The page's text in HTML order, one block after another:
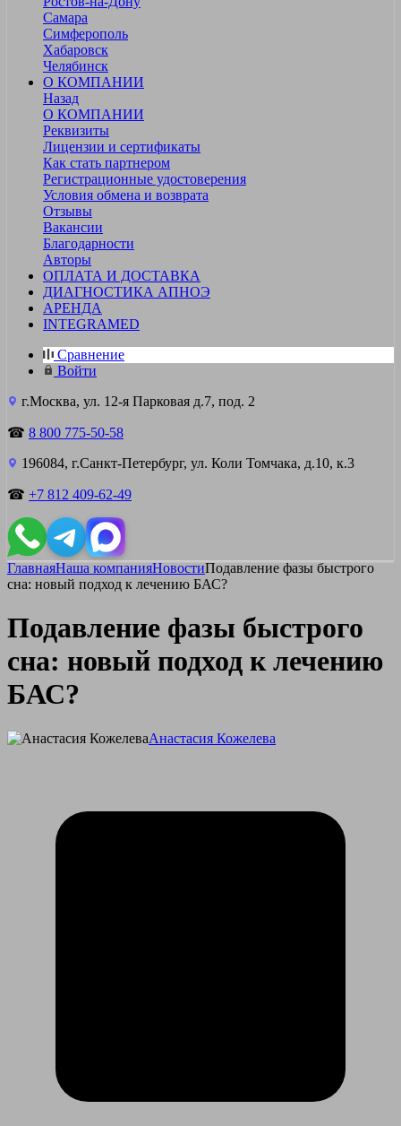
Самара
Симферополь
Хабаровск
Челябинск
О КОМПАНИИ
Назад
О КОМПАНИИ
Реквизиты
Лицензии и сертификаты
Как стать партнером
Регистрационные удостоверения
Условия обмена и возврата
Отзывы
Вакансии
Благодарности
Авторы
ОПЛАТА И ДОСТАВКА
ДИАГНОСТИКА АПНОЭ
АРЕНДА
INTEGRAMED
Сравнение
Войти
г.Москва, ул. 12-я Парковая д.7, под. 2
☎ 8 800 775-50-58
196084, г.Санкт-Петербург, ул. Коли Томчака, д.10, к.3
☎ +7 812 409-62-49
ГлавнаяНаша компанияНовостиПодавление фазы быстрого
сна: новый подход к лечению БАС?
Подавление фазы быстрого
сна: новый подход к лечению
БАС?
Анастасия Кожелева